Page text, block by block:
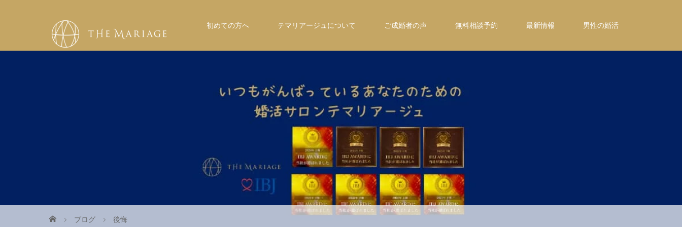
初めての方へ テマリアージュについて ご成婚者の声 無料相談予約 最新情報 男性の婚活
ブログ 後悔